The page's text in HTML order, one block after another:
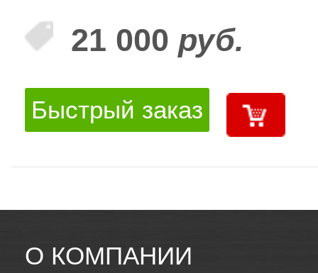
21 000 руб.
Быстрый заказ
О КОМПАНИИ